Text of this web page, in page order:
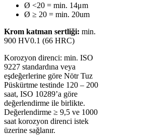
Ø <20 = min. 14μm
Ø ≥ 20 = min. 20um
Krom katman sertliği: min.
900 HV0.1 (66 HRC)
Korozyon direnci: min. ISO
9227 standardına veya
eşdeğerlerine göre Nötr Tuz
Püskürtme testinde 120 – 200
saat, ISO 10289’a göre
değerlendirme ile birlikte.
Değerlendirme ≥ 9,5 ve 1000
saat korozyon direnci istek
üzerine sağlanır.